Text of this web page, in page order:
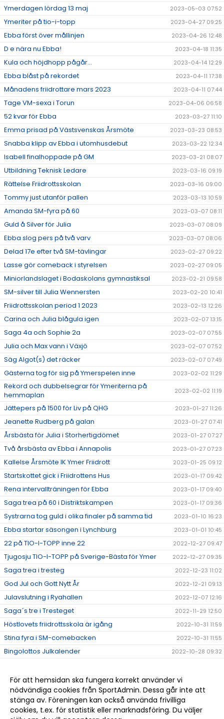
Ymerdagen lördag 13 maj 2023-05-03 07:52
Ymeriter på tio-i-topp 2023-04-27 09:25
Ebba först över mållinjen 2023-04-26 12:48
D e nära nu Ebba! 2023-04-18 11:35
Kula och höjdhopp pågår... 2023-04-14 12:29
Ebba blåst på rekordet 2023-04-11 17:38
Månadens friidrottare mars 2023 2023-04-11 07:44
Tage VM-sexa i Torun 2023-04-06 06:58
52 kvar för Ebba 2023-03-27 11:10
Emma prisad på Västsvenskas Årsmöte 2023-03-23 08:53
Snabba klipp av Ebba i utomhusdebut 2023-03-22 12:34
Isabell finalhoppade på GM 2023-03-21 08:07
Utbildning Teknisk Ledare 2023-03-16 09:19
Rättelse Friidrottsskolan 2023-03-16 09:00
Tommy just utanför pallen 2023-03-13 10:59
Amanda SM-fyra på 60 2023-03-07 08:11
Guld å Silver för Julia 2023-03-07 08:09
Ebba slog pers på två varv 2023-03-07 08:06
Delad 17e efter två SM-tävlingar 2023-02-27 09:22
Lasse gör comeback i styrelsen 2023-02-27 09:05
Miniorlandslaget i Bodaskolans gymnastiksal 2023-02-21 09:58
SM-silver till Julia Wennersten 2023-02-20 10:41
Friidrottsskolan period 1 2023 2023-02-13 12:26
Carina och Julia blågula igen 2023-02-07 13:15
Saga 4a och Sophie 2a 2023-02-07 07:55
Julia och Max vann i Växjö 2023-02-07 07:52
Säg Algot(s) det räcker 2023-02-07 07:49
Gästerna tog för sig på Ymerspelen inne 2023-02-02 11:29
Rekord och dubbelsegrar för Ymeriterna på
hemmaplan
2023-02-02 11:19
Jättepers på 1500 för Liv på QHG 2023-01-27 11:26
Jeanette Rudberg på galan 2023-01-27 07:41
Årsbästa för Julia i Storhertigdömet 2023-01-27 07:27
Två årsbästa av Ebba i Annapolis 2023-01-27 07:23
Kallelse Årsmöte IK Ymer Friidrott 2023-01-25 09:12
Startskottet gick i Friidrottens Hus 2023-01-17 09:42
Rena intervallträningen för Ebba 2023-01-17 09:40
Saga trea på 60 i Distriktskampen 2023-01-17 09:36
Systrarna tog guld i olika finaler på samma tid 2023-01-10 16:23
Ebba startar säsongen i Lynchburg 2023-01-01 10:45
22 på TIO-I-TOPP inne 22 2022-12-27 09:47
Tjugosju TIO-I-TOPP på Sverige-Bästa för Ymer 2022-12-27 09:35
Saga trea i tresteg 2022-12-23 11:02
God Jul och Gott Nytt År 2022-12-21 09:13
Julavslutning i Ryahallen 2022-12-07 12:16
Saga´s tre i Tresteget 2022-11-29 12:50
Höstlovets friidrottsskola är igång 2022-10-31 11:59
Stina fyra i SM-comebacken 2022-10-31 11:55
Bingolottos Julkalender 2022-10-28 09:32
Eric tog hem femman i Alingsås 2022-10-11 11:20
Det kom en skur... 2022-10-06 13:04
Tre GM-medaljer till Ymer 2022-09-20 09:35
För att hemsidan ska fungera korrekt använder vi
nödvändiga cookies från SportAdmin. Dessa går inte att
stänga av. Föreningen kan också använda frivilliga
cookies, t.ex. för statistik eller marknadsföring. Du väljer